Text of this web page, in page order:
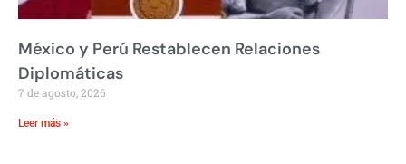
México y Perú Restablecen Relaciones
Diplomáticas
7 de agosto, 2026
Leer más »